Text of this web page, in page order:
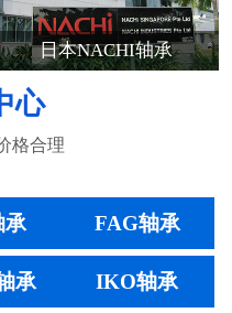
日本NACHI轴承
心
格合理
承 FAG轴承
承 IKO轴承